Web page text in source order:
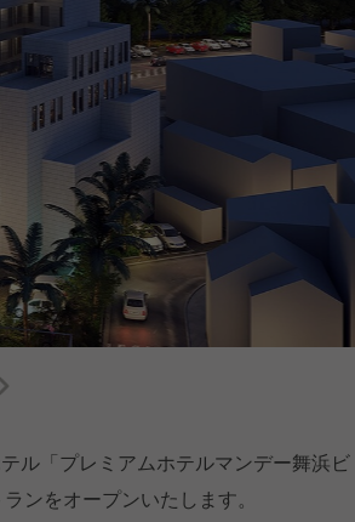
ル「プレミアムホテルマンデー舞浜ビ
ンをオープンいたします。